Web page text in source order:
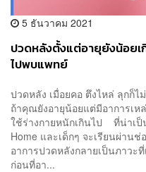
5 ธันวาคม 2021
ปวดหลังตั้งแต่อายุยังน้อยเ
ไปพบแพทย์
ปวดหลัง เมื่อยคอ ตึงไหล่ ลุกก็
ถ้าคุณยังอายุน้อยแต่มีอาการเ
ใช้ร่างกายหนักเกินไป ที่น่าเป็
Home และเด็กๆ จะเรียนผ่าน
อาการปวดหลังกลายเป็นภาวะ
ก่อนที่อา...